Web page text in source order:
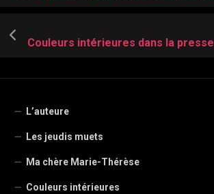
Couleurs intérieures dans la presse
L’auteure
Les jeudis muets
Ma chère Marie-Thérèse
Couleurs intérieures